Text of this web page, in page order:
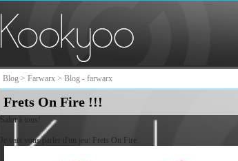
Blog > Farwarx > Blog - farwarx
Frets On Fire !!!
Salut à tous!
Je vais vous parler d'un jeu: Frets On Fire.